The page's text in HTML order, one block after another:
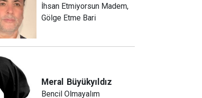
İhsan Etmiyorsun Madem,
Gölge Etme Bari
Meral Büyükyıldız
Bencil Olmayalım